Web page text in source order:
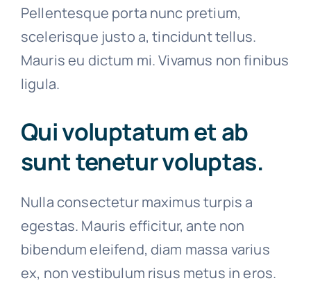
Pellentesque porta nunc pretium,
scelerisque justo a, tincidunt tellus.
Mauris eu dictum mi. Vivamus non finibus
ligula.
Qui voluptatum et ab
sunt tenetur voluptas.
Nulla consectetur maximus turpis a
egestas. Mauris efficitur, ante non
bibendum eleifend, diam massa varius
ex, non vestibulum risus metus in eros.